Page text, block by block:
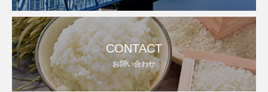
CONTACT
お問い合わせ